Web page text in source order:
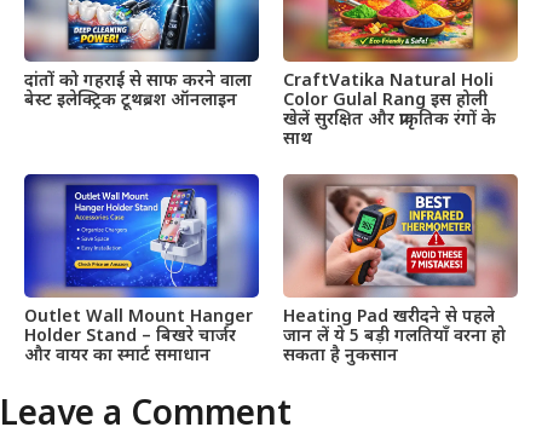
दांतों को गहराई से साफ करने वाला
बेस्ट इलेक्ट्रिक टूथब्रश ऑनलाइन
CraftVatika Natural Holi
Color Gulal Rang इस होली
खेलें सुरक्षित और प्राकृतिक रंगों के
साथ
Outlet Wall Mount Hanger
Holder Stand – बिखरे चार्जर
और वायर का स्मार्ट समाधान
Heating Pad खरीदने से पहले
जान लें ये 5 बड़ी गलतियाँ वरना हो
सकता है नुकसान
Leave a Comment